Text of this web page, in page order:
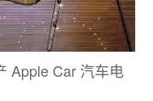
Apple Car 汽车电